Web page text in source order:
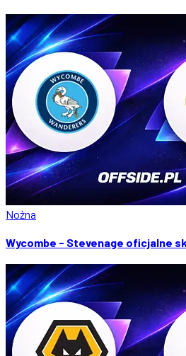
Nożna
Wycombe - Stevenage oficjalne